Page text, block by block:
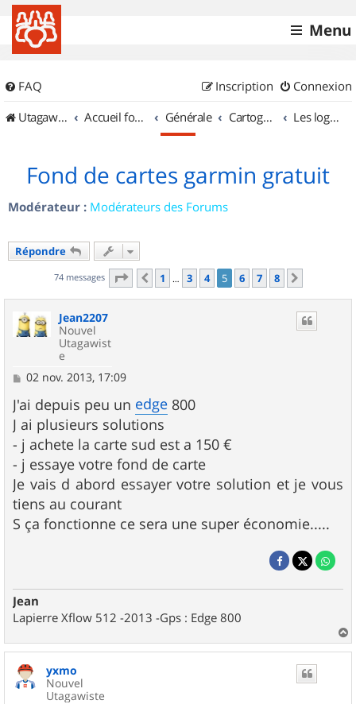
Menu
FAQ Connexion
Inscription
UtagawaVTT (Randos VTT et VTTAE avec traces GPS)
Accueil forum Générale Cartographie et GPS Les logiciels
Fond de cartes garmin gratuit
Modérateur : Modérateurs des Forums
Répondre
74 messages Page 5sur 8
Précédent
1 … 3 4 5 6 7 8
Jean2207
Nouvel
Utagawist
e
M
s
s
a
g
e
02 nov. 2013, 17:09
J'ai depuis peu un edge 800
J ai plusieurs solutions
- j achete la carte sud est a 150 €
- j essaye votre fond de carte
Je vais d abord essayer votre solution et je vous
tiens au courant
S ça fonctionne ce sera une super économie.....
Jean
Lapierre Xflow 512 -2013 -Gps : Edge 800
a
u
yxmo
Nouvel
Utagawiste